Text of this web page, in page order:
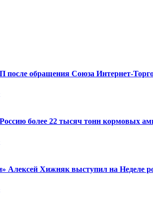
после обращения Союза Интернет-
более 22 тысяч тонн кормовых
Хижняк выступил на Неделе